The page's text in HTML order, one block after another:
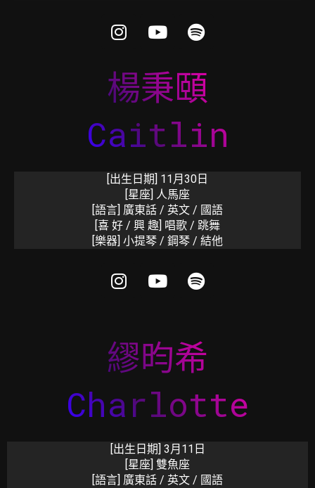
楊秉頤
Caitlin
[出生日期] 11月30日
[星座] 人馬座
[語言] 廣東話 / 英文 / 國語
[喜 好 / 興 趣] 唱歌 / 跳舞
[樂器] 小提琴 / 鋼琴 / 結他
繆昀希
Charlotte
[出生日期] 3月11日
[星座] 雙魚座
[語言] 廣東話 / 英文 / 國語